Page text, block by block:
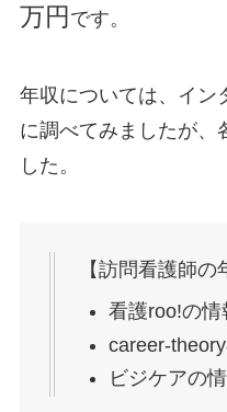
万円 です。
年収については、イン
に調べてみましたが、
した。
【訪問看護師の
看護roo!の情
career-
ビジケアの